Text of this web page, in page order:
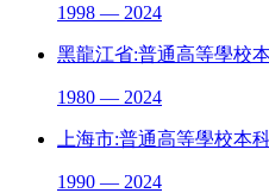
1998 — 2024
黑龍江省:普通高等學校
1980 — 2024
上海市:普通高等學校本
1990 — 2024